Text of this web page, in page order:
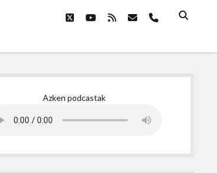
twitteryoutube
rss emailphone
Azken podcastak